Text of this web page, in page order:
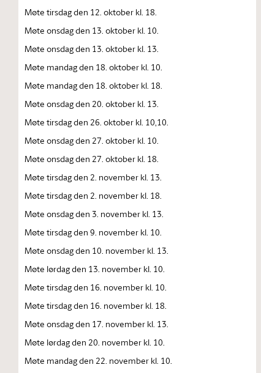
Møte tirsdag den 12. oktober kl. 18.
Møte onsdag den 13. oktober kl. 10.
Møte onsdag den 13. oktober kl. 13.
Møte mandag den 18. oktober kl. 10.
Møte mandag den 18. oktober kl. 18.
Møte onsdag den 20. oktober kl. 13.
Møte tirsdag den 26. oktober kl. 10,10.
Møte onsdag den 27. oktober kl. 10.
Møte onsdag den 27. oktober kl. 18.
Møte tirsdag den 2. november kl. 13.
Møte tirsdag den 2. november kl. 18.
Møte onsdag den 3. november kl. 13.
Møte tirsdag den 9. november kl. 10.
Møte onsdag den 10. november kl. 13.
Møte lørdag den 13. november kl. 10.
Møte tirsdag den 16. november kl. 10.
Møte tirsdag den 16. november kl. 18.
Møte onsdag den 17. november kl. 13.
Møte lørdag den 20. november kl. 10.
Møte mandag den 22. november kl. 10.